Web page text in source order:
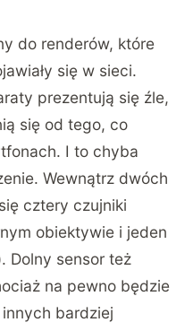
do renderów, które
się w sieci.
prezentują się źle,
się od tego, co
I to chyba
Wewnątrz dwóch
cztery czujniki
obiektywie i jeden
Dolny sensor też
na pewno będzie
bardziej